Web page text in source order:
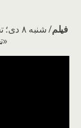
فيلم
/
تحقیقات با شعار؛ «ولایتی ولایتی اسوه بی لیاقتی»